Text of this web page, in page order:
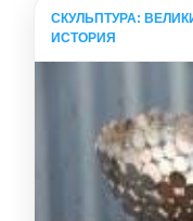
СКУЛЬПТУРА:
ИСТОРИЯ